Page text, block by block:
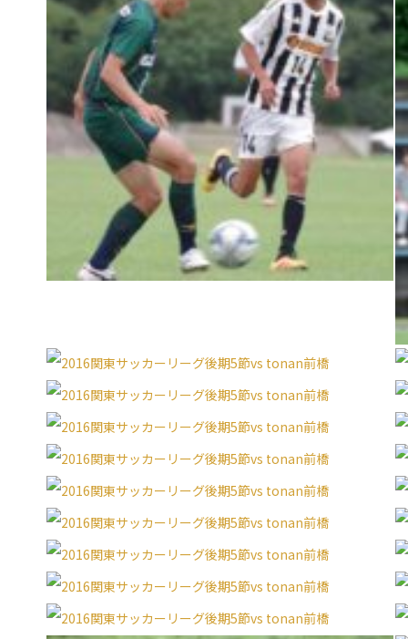
ピース(障がい者サッ
シニアサッカーチーム
フェミニーノ（女子）
スポーツ教室
パートナー
パートナー
パートナー募集
とちぎフットボールセ
ブログ